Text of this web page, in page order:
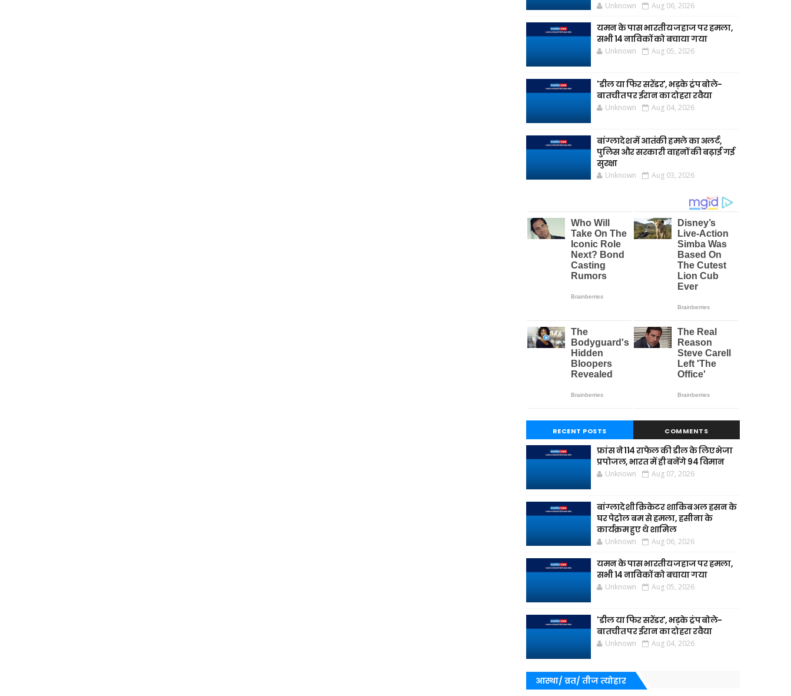
Unknown Aug 06, 2026
यमन के पास भारतीय जहाज पर हमला,
सभी 14 नाविकों को बचाया गया
Unknown Aug 05, 2026
'डील या फिर सरेंडर', भड़के ट्रंप बोले-
बातचीत पर ईरान का दोहरा रवैया
Unknown Aug 04, 2026
बांग्लादेश में आतंकी हमले का अलर्ट,
पुलिस और सरकारी वाहनों की बढ़ाई गई
सुरक्षा
Unknown Aug 03, 2026
RECENT POSTS COMMENTS
फ्रांस ने 114 राफेल की डील के लिए भेजा
प्रपोजल, भारत में ही बनेंगे 94 विमान
Unknown Aug 07, 2026
बांग्लादेशी क्रिकेटर शाकिब अल हसन के
घर पेट्रोल बम से हमला, हसीना के
कार्यक्रम हुए थे शामिल
Unknown Aug 06, 2026
यमन के पास भारतीय जहाज पर हमला,
सभी 14 नाविकों को बचाया गया
Unknown Aug 05, 2026
'डील या फिर सरेंडर', भड़के ट्रंप बोले-
बातचीत पर ईरान का दोहरा रवैया
Unknown Aug 04, 2026
आस्था/ व्रत/ तीज त्‍योहार